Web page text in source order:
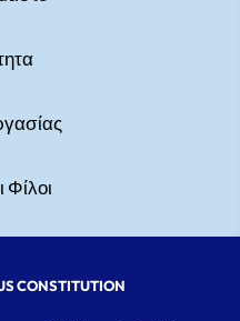
Φίλοι
CONSTITUTION